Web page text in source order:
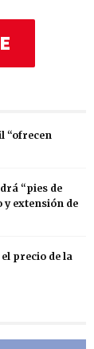
“ofrecen
“pies de
y extensión de
precio de la